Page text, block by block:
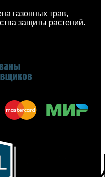
газонных трав,
защиты растений.